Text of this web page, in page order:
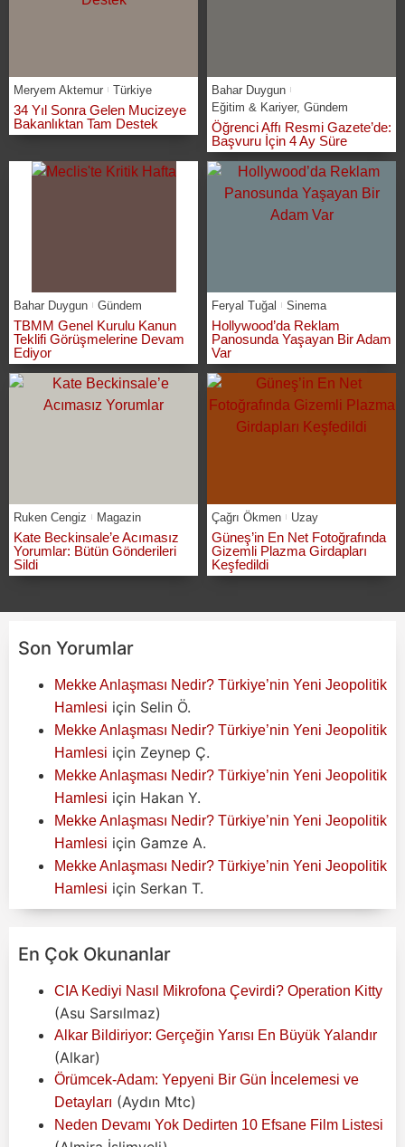
Meryem Aktemur Türkiye
34 Yıl Sonra Gelen Mucizeye
Bakanlıktan Tam Destek
Bahar Duygun
Eğitim & Kariyer, Gündem
Öğrenci Affı Resmi Gazete’de:
Başvuru İçin 4 Ay Süre
Bahar Duygun Gündem
TBMM Genel Kurulu Kanun
Teklifi Görüşmelerine Devam
Ediyor
Feryal Tuğal Sinema
Hollywood’da Reklam
Panosunda Yaşayan Bir Adam
Var
Ruken Cengiz Magazin
Kate Beckinsale’e Acımasız
Yorumlar: Bütün Gönderileri
Sildi
Çağrı Ökmen Uzay
Güneş’in En Net Fotoğrafında
Gizemli Plazma Girdapları
Keşfedildi
Son Yorumlar
Mekke Anlaşması Nedir? Türkiye’nin Yeni Jeopolitik
Hamlesi için Selin Ö.
Mekke Anlaşması Nedir? Türkiye’nin Yeni Jeopolitik
Hamlesi için Zeynep Ç.
Mekke Anlaşması Nedir? Türkiye’nin Yeni Jeopolitik
Hamlesi için Hakan Y.
Mekke Anlaşması Nedir? Türkiye’nin Yeni Jeopolitik
Hamlesi için Gamze A.
Mekke Anlaşması Nedir? Türkiye’nin Yeni Jeopolitik
Hamlesi için Serkan T.
En Çok Okunanlar
CIA Kediyi Nasıl Mikrofona Çevirdi? Operation Kitty
(Asu Sarsılmaz)
Alkar Bildiriyor: Gerçeğin Yarısı En Büyük Yalandır
(Alkar)
Örümcek-Adam: Yepyeni Bir Gün İncelemesi ve
Detayları (Aydın Mtc)
Neden Devamı Yok Dedirten 10 Efsane Film Listesi